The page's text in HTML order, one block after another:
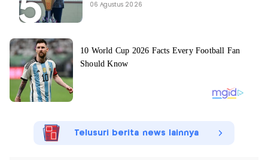
06 Agustus 2026
Telusuri berita news lainnya